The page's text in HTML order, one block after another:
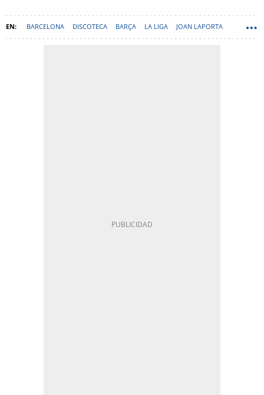
BARCELONA DISCOTECA BARÇA LA LIGA JOAN LAPORTA